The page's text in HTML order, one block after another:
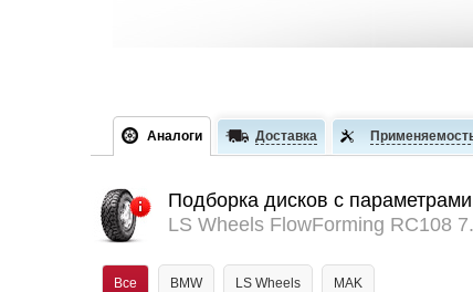
Аналоги Доставка
Подборка дисков с
LS Wheels FlowForming RC108
Все BMW LS Wheels MAK